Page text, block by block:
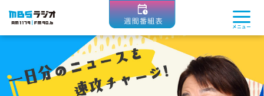
MBSラジオ 1179|FM90.6 メニュー